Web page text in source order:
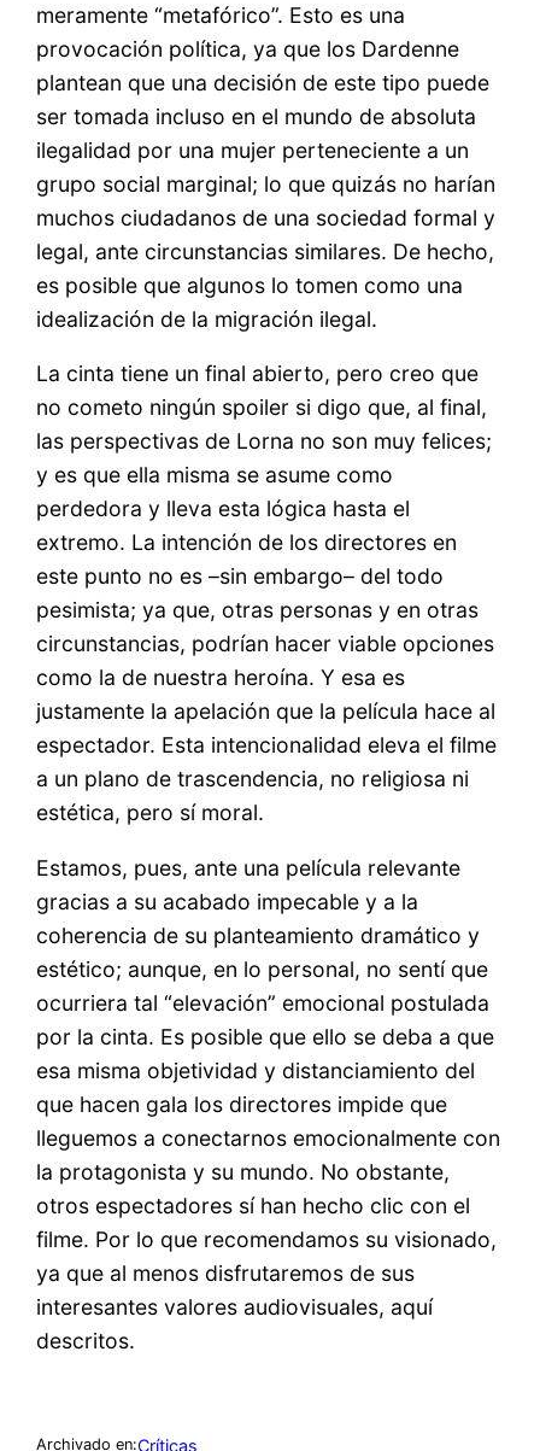
meramente “metafórico”. Esto es una
provocación política, ya que los Dardenne
plantean que una decisión de este tipo puede
ser tomada incluso en el mundo de absoluta
ilegalidad por una mujer perteneciente a un
grupo social marginal; lo que quizás no harían
muchos ciudadanos de una sociedad formal y
legal, ante circunstancias similares. De hecho,
es posible que algunos lo tomen como una
idealización de la migración ilegal.
La cinta tiene un final abierto, pero creo que
no cometo ningún spoiler si digo que, al final,
las perspectivas de Lorna no son muy felices;
y es que ella misma se asume como
perdedora y lleva esta lógica hasta el
extremo. La intención de los directores en
este punto no es –sin embargo– del todo
pesimista; ya que, otras personas y en otras
circunstancias, podrían hacer viable opciones
como la de nuestra heroína. Y esa es
justamente la apelación que la película hace al
espectador. Esta intencionalidad eleva el filme
a un plano de trascendencia, no religiosa ni
estética, pero sí moral.
Estamos, pues, ante una película relevante
gracias a su acabado impecable y a la
coherencia de su planteamiento dramático y
estético; aunque, en lo personal, no sentí que
ocurriera tal “elevación” emocional postulada
por la cinta. Es posible que ello se deba a que
esa misma objetividad y distanciamiento del
que hacen gala los directores impide que
lleguemos a conectarnos emocionalmente con
la protagonista y su mundo. No obstante,
otros espectadores sí han hecho clic con el
filme. Por lo que recomendamos su visionado,
ya que al menos disfrutaremos de sus
interesantes valores audiovisuales, aquí
descritos.
Archivado en:Críticas